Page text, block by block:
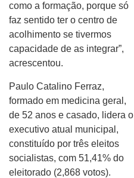
como a formação, porque só
faz sentido ter o centro de
acolhimento se tivermos
capacidade de as integrar”,
acrescentou.
Paulo Catalino Ferraz,
formado em medicina geral,
de 52 anos e casado, lidera o
executivo atual municipal,
constituído por três eleitos
socialistas, com 51,41% do
eleitorado (2,868 votos).